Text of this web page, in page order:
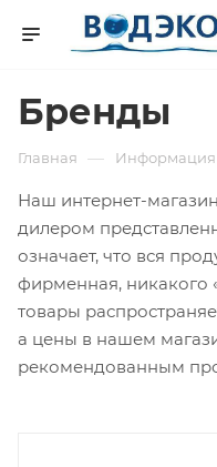
Бренды
Главная — Информация
Наш интернет-
дилером
означает, что вся
фирменная, никакого
товары
а цены в нашем
рекомендованным